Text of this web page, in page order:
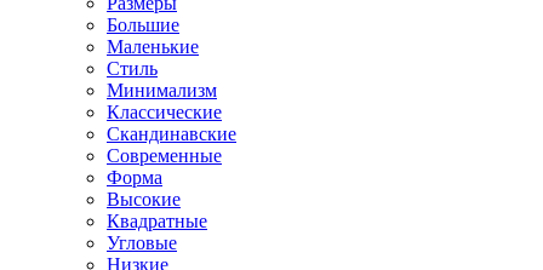
Большие
Маленькие
Стиль
Минимализм
Классические
Скандинавские
Современные
Форма
Высокие
Квадратные
Угловые
Низкие